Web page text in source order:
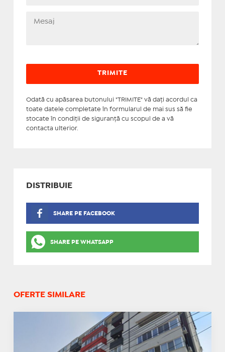
Odată cu apăsarea butonului "TRIMITE" vă daţi acordul ca
toate datele completate în formularul de mai sus să fie
stocate în condiţii de siguranţă cu scopul de a vă
contacta ulterior.
DISTRIBUIE
SHARE PE FACEBOOK
SHARE PE WHATSAPP
OFERTE SIMILARE